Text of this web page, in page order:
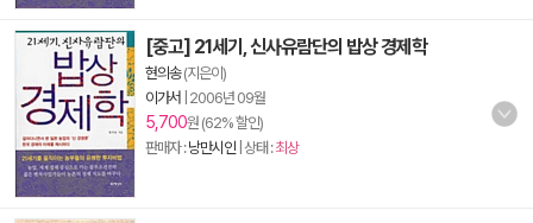
[중고] 21세기, 신사유람단의 밥상 경제학
현의송(지은이)
이가서 2006년 09월
5,700원 (62% 할인)
판매자 :낭만시인 | 상태 :최상